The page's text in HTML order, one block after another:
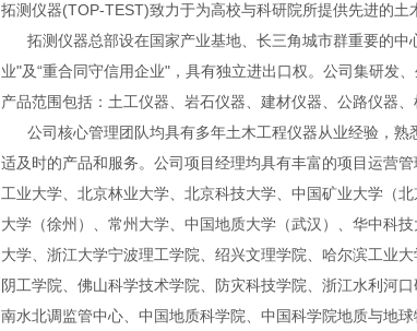
拓测仪器(TOP-TEST)致力于为高校与科研院所提供先进的土
拓测仪器总部设在国家产业基地、长三角城市群重要的中
业"及“重合同守信用企业"，具有独立进出口权。公司集研发
产品范围包括：土工仪器、岩石仪器、建材仪器、公路仪器
公司核心管理团队均具有多年土木工程仪器从业经验，熟
适及时的产品和服务。公司项目经理均具有丰富的项目运营
工业大学、北京林业大学、北京科技大学、中国矿业大学（
大学（徐州）、常州大学、中国地质大学（武汉）、华中科
大学、浙江大学宁波理工学院、绍兴文理学院、哈尔滨工业
阴工学院、佛山科学技术学院、防灾科技学院、浙江水利河
南水北调监管中心、中国地质科学院、中国科学院地质与地